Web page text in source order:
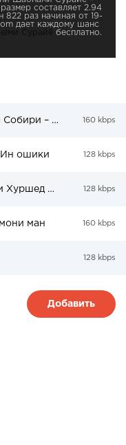
составляет 2.94
822 раз начиная от 19-
дает каждому шанс
Сурайё бесплатно.
Шабнами Сурайё ва Шабнами Собири – Дар насибам 160 kbps
Ин ошики 128 kbps
Шабнами Сурайё ва Фарзонаи Хуршед — Буро Буро 128 kbps
ман 160 kbps
128 kbps
Добавить